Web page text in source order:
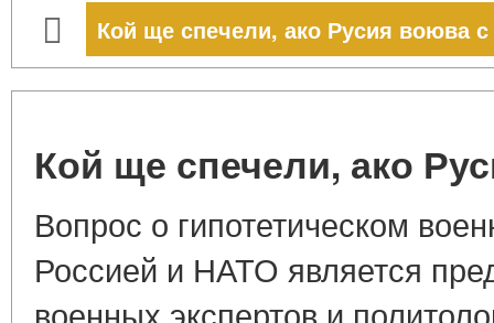
Кой ще спечели, ако Русия воюва
Кой ще спечели, ако
Вопрос о гипотетическом
Россией и НАТО является